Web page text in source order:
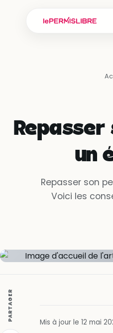
un
Repasser son
Voici les
PARTAGER
Mis à jour le 12 mai